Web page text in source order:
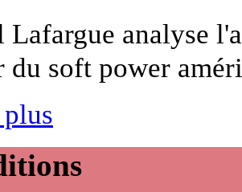
Lafargue analyse
du soft power